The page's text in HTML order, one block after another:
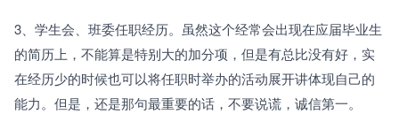
3、学生会、班委任职经历。虽然这个经常会出现在应届毕业生
的简历上，不能算是特别大的加分项，但是有总比没有好，实
在经历少的时候也可以将任职时举办的活动展开讲体现自己的
能力。但是，还是那句最重要的话，不要说谎，诚信第一。